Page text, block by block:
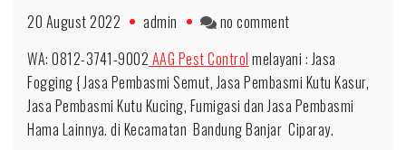
20 August 2022 admin no commenton
0812-
3741-
9002
Pengendalian
WA: 0812-3741-9002 AAG Pest Control melayani : Jasa
Fogging { Jasa Pembasmi Semut, Jasa Pembasmi Kutu Kasur,
Jasa Pembasmi Kutu Kucing, Fumigasi dan Jasa Pembasmi
Hama Lainnya. di Kecamatan Bandung Banjar Ciparay.